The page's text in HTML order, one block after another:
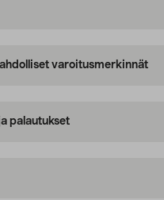
varoitusmerkinnät
palautukset